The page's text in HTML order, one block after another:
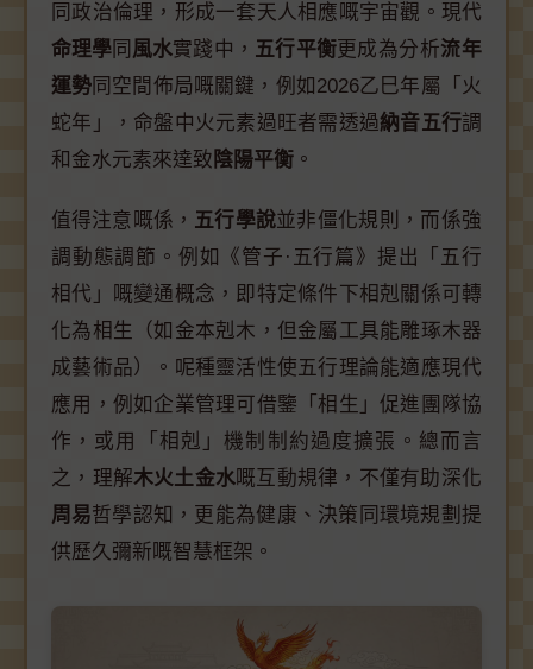
同政治倫理，形成一套天人相應嘅宇宙觀。現代
命理學 同 風水實踐中， 五行平衡更成為分析流年
運勢 同空間佈局嘅關鍵，例如2026乙巳年屬「火
蛇年」，命盤中火元素過旺者需透過納音五行調
和金水元素來達致 陰陽平衡 。
值得注意嘅係， 五行學說並非僵化規則，而係強
調動態調節。例如《管子·五行篇》提出「五行
相代」嘅變通概念，即特定條件下相剋關係可轉
化為相生（如金本剋木，但金屬工具能雕琢木器
成藝術品）。呢種靈活性使五行理論能適應現代
應用，例如企業管理可借鑒「相生」促進團隊協
作，或用「相剋」機制制約過度擴張。總而言
之，理解木火土金水嘅互動規律，不僅有助深化
周易哲學認知，更能為健康、決策同環境規劃提
供歷久彌新嘅智慧框架。